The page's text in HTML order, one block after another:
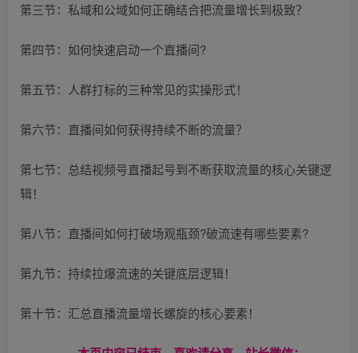
第三节：私域和公域如何正确结合把流量增长到极致？
第四节：如何快速启动一个直播间?
第五节：人群打标的三种常见的实操形式！
第六节：直播间如何获得持续不断的流量？
第七节：总结视频号直播起号到不断获取流量的核心关键逻
辑！
第八节：直播间如何打破场观瓶颈?破流速有哪些要素?
第九节：持续拉爆流速的关键底层逻辑！
第十节：汇总直播流量增长螺旋的核心要素！